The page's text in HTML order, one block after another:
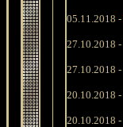
05.11.2018 -
27.10.2018 -
27.10.2018 -
20.10.2018 -
20.10.2018 -